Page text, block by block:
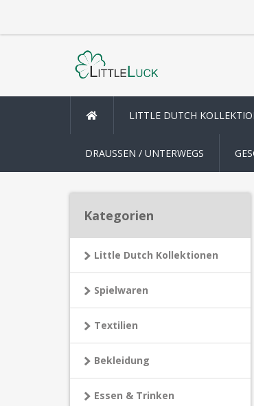
LITTLE DUTCH
DRAUSSEN / UNTERWEGS
Kategorien
Little Dutch Kollektionen
Spielwaren
Textilien
Bekleidung
Essen & Trinken